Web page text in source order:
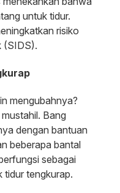
untuk tidur.
risiko
(SIDS).
mengubahnya?
Bang
dengan bantuan
beberapa bantal
sebagai
tidur tengkurap.